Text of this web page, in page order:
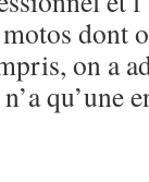
dont
on a
qu’une